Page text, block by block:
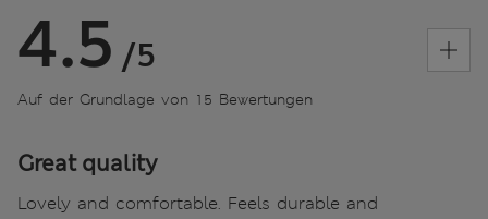
4.5 /5
Auf der Grundlage von 15 Bewertungen
Great quality
Lovely and comfortable. Feels durable and